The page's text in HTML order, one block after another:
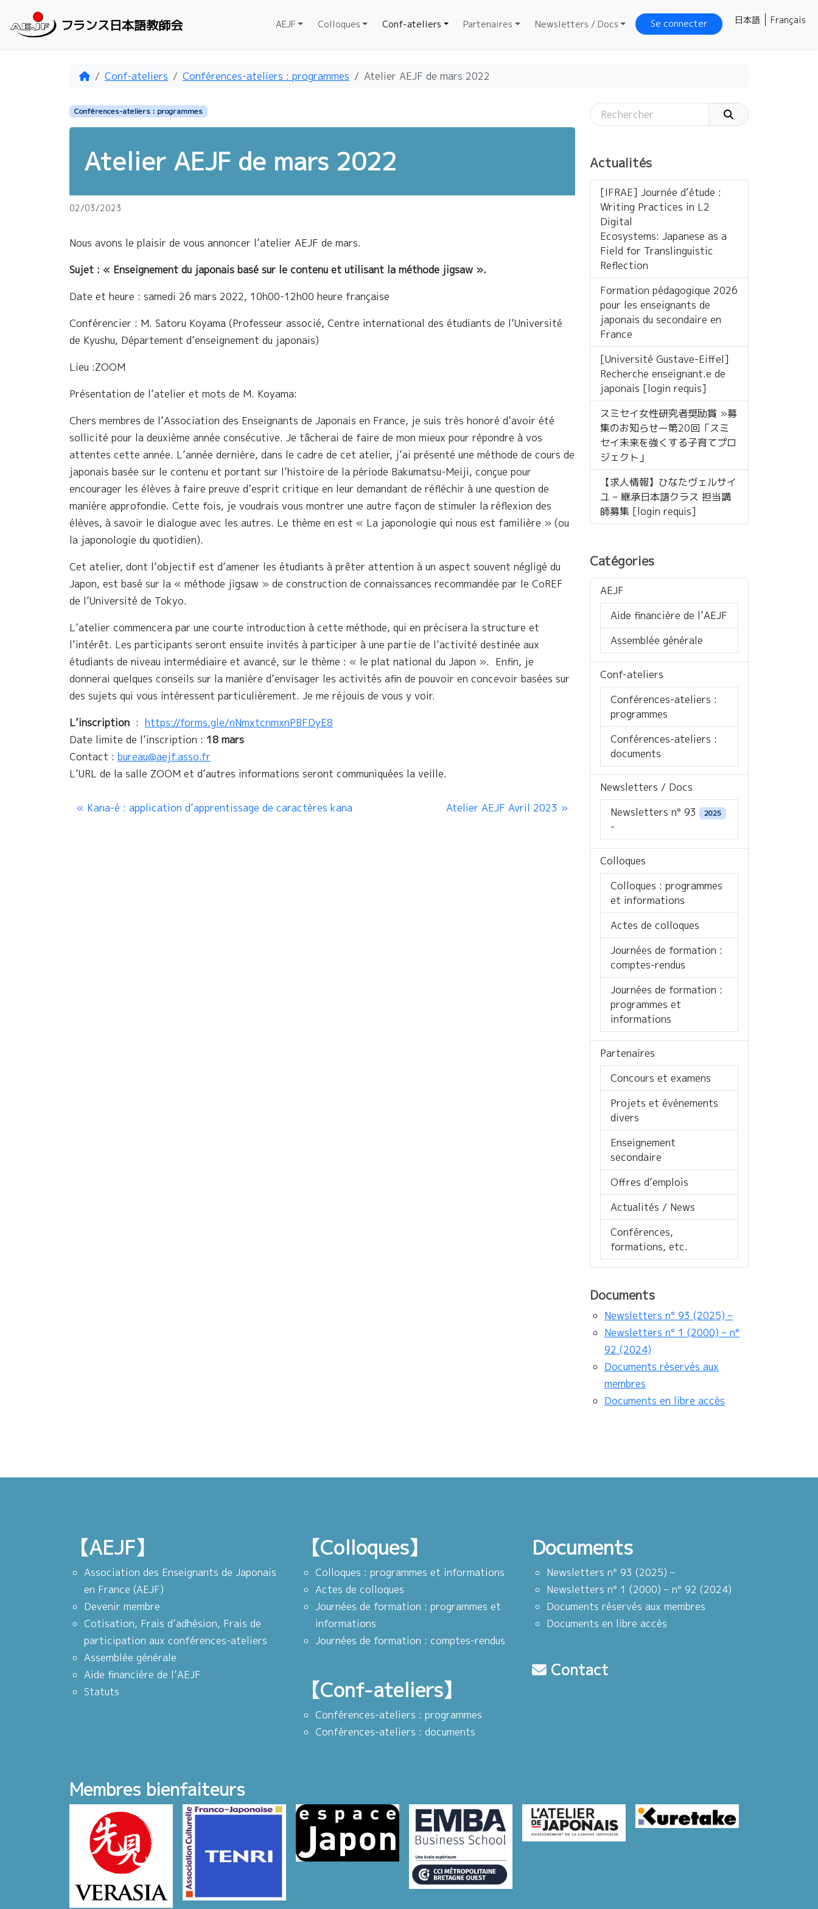
フランス日本語教師会 AEJF Colloques Conf-ateliers Partenaires Newsletters / Docs Se connecter Français
日本語
AccueilConf-ateliers Conférences-ateliers : programmes Atelier AEJF de mars 2022
Conférences-ateliers : programmes
Atelier AEJF de mars 2022
02/03/2023
Nous avons le plaisir de vous annoncer l’atelier AEJF de mars.
Sujet : « Enseignement du japonais basé sur le contenu et utilisant la méthode jigsaw ».
Date et heure : samedi 26 mars 2022, 10h00-12h00 heure française
Conférencier : M. Satoru Koyama (Professeur associé, Centre international des étudiants de l’Université
de Kyushu, Département d’enseignement du japonais)
Lieu :ZOOM
Présentation de l’atelier et mots de M. Koyama:
Chers membres de l’Association des Enseignants de Japonais en France, je suis très honoré d’avoir été
sollicité pour la deuxième année consécutive. Je tâcherai de faire de mon mieux pour répondre à vos
attentes cette année. L’année dernière, dans le cadre de cet atelier, j’ai présenté une méthode de cours de
japonais basée sur le contenu et portant sur l’histoire de la période Bakumatsu-Meiji, conçue pour
encourager les élèves à faire preuve d’esprit critique en leur demandant de réfléchir à une question de
manière approfondie. Cette fois, je voudrais vous montrer une autre façon de stimuler la réflexion des
élèves, à savoir le dialogue avec les autres. Le thème en est « La japonologie qui nous est familière » (ou
la japonologie du quotidien).
Cet atelier, dont l’objectif est d’amener les étudiants à prêter attention à un aspect souvent négligé du
Japon, est basé sur la « méthode jigsaw » de construction de connaissances recommandée par le CoREF
de l’Université de Tokyo.
L’atelier commencera par une courte introduction à cette méthode, qui en précisera la structure et
l’intérêt. Les participants seront ensuite invités à participer à une partie de l’activité destinée aux
étudiants de niveau intermédiaire et avancé, sur le thème : « le plat national du Japon ». Enfin, je
donnerai quelques conseils sur la manière d’envisager les activités afin de pouvoir en concevoir basées sur
des sujets qui vous intéressent particulièrement. Je me réjouis de vous y voir.
L’inscription : https://forms.gle/nNmxtcnmxnPBFDyE8
Date limite de l’inscription : 18 mars
Contact : bureau@aejf.asso.fr
L’URL de la salle ZOOM et d’autres informations seront communiquées la veille.
Kana-é : application d’apprentissage de caractères kana Atelier AEJF Avril 2023
Actualités
[IFRAE] Journée d’étude :
Writing Practices in L2
Digital
Ecosystems: Japanese as a
Field for Translinguistic
Reflection
Formation pédagogique 2026
pour les enseignants de
japonais du secondaire en
France
[Université Gustave-Eiffel]
Recherche enseignant.e de
japonais [login requis]
スミセイ女性研究者奨励賞 »募
集のお知らせー第20回「スミ
セイ未来を強くする子育てプロ
ジェクト」
【求人情報】ひなたヴェルサイ
ユ – 継承日本語クラス 担当講
師募集 [login requis]
Catégories
AEJF
Aide financière de l’AEJF
Assemblée générale
Conf-ateliers
Conférences-ateliers :
programmes
Conférences-ateliers :
documents
Newsletters / Docs
Newsletters n° 93
2025
-
Colloques
Colloques : programmes
et informations
Actes de colloques
Journées de formation :
comptes-rendus
Journées de formation :
programmes et
informations
Partenaires
Concours et examens
Projets et événements
divers
Enseignement
secondaire
Offres d’emplois
Actualités / News
Conférences,
formations, etc.
Documents
Newsletters n° 93 (2025) –
Newsletters n° 1 (2000) – n°
92 (2024)
Documents réservés aux
membres
Documents en libre accès
【AEJF】
Association des Enseignants de Japonais
en France (AEJF)
Devenir membre
Cotisation, Frais d’adhésion, Frais de
participation aux conférences-ateliers
Assemblée générale
Aide financière de l’AEJF
Statuts
【Colloques】
Colloques : programmes et informations
Actes de colloques
Journées de formation : programmes et
informations
Journées de formation : comptes-rendus
【Conf-ateliers】
Conférences-ateliers : programmes
Conférences-ateliers : documents
Documents
Newsletters n° 93 (2025) –
Newsletters n° 1 (2000) – n° 92 (2024)
Documents réservés aux membres
Documents en libre accès
Contact
Membres bienfaiteurs